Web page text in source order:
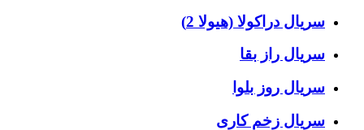
سریال دراکولا (هیولا 2)
سریال راز بقا
سریال روز بلوا
سریال زخم کاری